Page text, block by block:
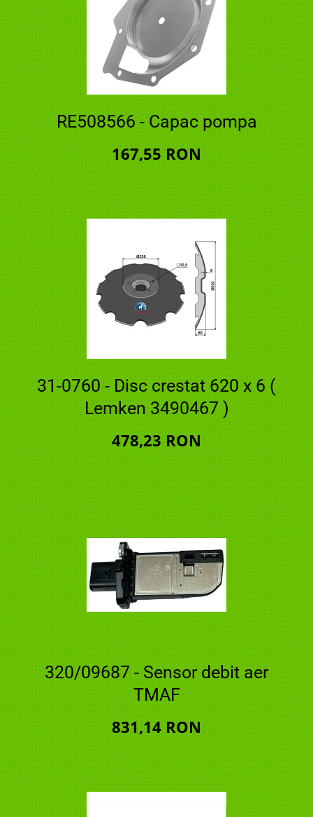
RE508566 - Capac pompa
167,55 RON
31-0760 - Disc crestat 620 x 6 (
Lemken 3490467 )
478,23 RON
320/09687 - Sensor debit aer
TMAF
831,14 RON